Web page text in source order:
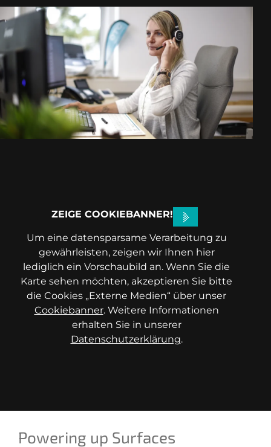
ZEIGE COOKIEBANNER!
Um eine datensparsame Verarbeitung zu
gewährleisten, zeigen wir Ihnen hier
lediglich ein Vorschaubild an. Wenn Sie die
Karte sehen möchten, akzeptieren Sie bitte
die Cookies „Externe Medien“ über unser
Cookiebanner. Weitere Informationen
erhalten Sie in unserer
Datenschutzerklärung.
Powering up Surfaces